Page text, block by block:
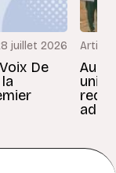
juillet 2026
De
Article
Au